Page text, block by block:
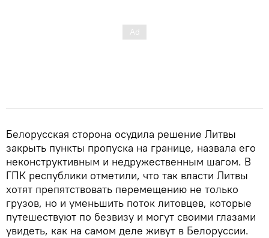
Белорусская сторона осудила решение Литвы
закрыть пункты пропуска на границе, назвала его
неконструктивным и недружественным шагом. В
ГПК республики отметили, что так власти Литвы
хотят препятствовать перемещению не только
грузов, но и уменьшить поток литовцев, которые
путешествуют по безвизу и могут своими глазами
увидеть, как на самом деле живут в Белоруссии.